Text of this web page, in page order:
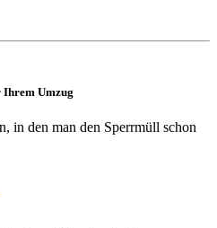
Umzug
in den man den Sperrmüll schon